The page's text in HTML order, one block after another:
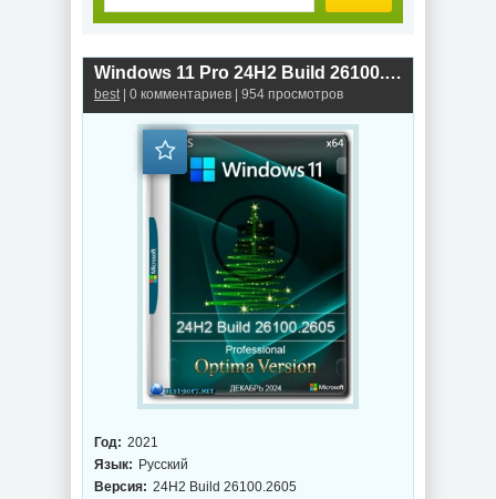
Windows 11 Pro 24H2 Build 26100.2605 Optima
best| 0 комментариев | 954 просмотров
Год: 2021
Язык: Русский
Версия: 24H2 Build 26100.2605